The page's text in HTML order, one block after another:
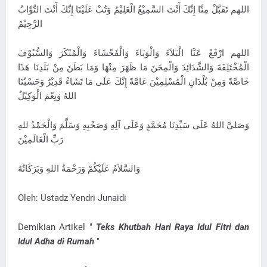
اللهم تَقَبَّلْ مِنَّا إِنَّكَ أَنْتَ السَّمِيْعُ الْعَلِيْمُ وَتُبْ عَلَيْنَا إِنَّكَ أَنْتَ التَّوَّابُ
الرَّحِيْمُ
اللهم ارْفَعْ عَنَّا الْبَلاَءَ وَالْوَبَاءَ وَالْفَحْشَاءَ وَالْمُنْكَرَ وَالسُّيُوْفَ
الْمُخْتَلِفَةَ وَالشَّدَائِدَ وَالْمِحَنَ مَا ظَهَرَ مِنْهَا وَمَا بَطَنَ مِنْ بَلَدِنَا هَذَا
خَاصَّةً وَمِنْ بُلْدَانِ الْمُسْلِمِيْنَ عَامَّةً إِنَّكَ عَلَى مَا تَشَاءُ قَدِيْرٌ وَحَسْبُنَا
اللهُ وَنِعْمَ الْوَكِيْلُ
وَصَلىَّ اللهُ عَلَى سَيِّدِنَا مُحَمَّدٍ وَعَلَى آلِهِ وَصَحْبِهِ وَسَلَّمَ وَالْحَمْدُ للهِ
رَبِّ الْعَالَمِيْنَ
وَالسَّلاَمُ عَلَيْكُمْ وَرَحْمَةُ اللهِ وَبَرَكَاتُهُ
Oleh: Ustadz Yendri Junaidi
Demikian Artikel " Teks Khutbah Hari Raya Idul Fitri dan
Idul Adha di Rumah "